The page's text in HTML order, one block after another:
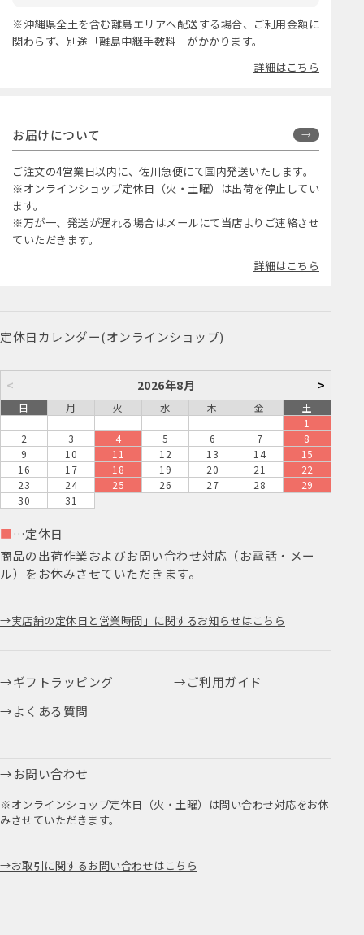
※沖縄県全土を含む離島エリアへ配送する場合、ご利用金額に
関わらず、別途「離島中継手数料」がかかります。
詳細はこちら
お届けについて
ご注文の4営業日以内に、佐川急便にて国内発送いたします。
※オンラインショップ定休日（火・土曜）は出荷を停止してい
ます。
※万が一、発送が遅れる場合はメールにて当店よりご連絡させ
ていただきます。
詳細はこちら
定休日カレンダー(オンラインショップ)
< 2026年8月 >
日 月 火 水 木 金
土
1
2
3 4 5 6 7
8
9
10 11 12 13 14
15
16
17 18 19 20 21
22
23
24 25 26 27 28
29
30
31
■ …定休日
商品の出荷作業およびお問い合わせ対応（お電話・メー
ル）をお休みさせていただきます。
実店舗の定休日と営業時間」に関するお知らせはこちら
ギフトラッピング
ご利用ガイド
よくある質問
お問い合わせ
※オンラインショップ定休日（火・土曜）は問い合わせ対応をお休
みさせていただきます。
お取引に関するお問い合わせはこちら